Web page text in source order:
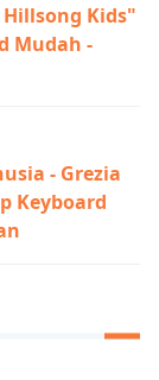
Kids"
Mudah -
- Grezia
Keyboard